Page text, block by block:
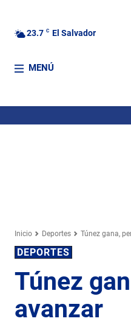
23.7 C El Salvador
MENÚ
Inicio Deportes Túnez gana,
DEPORTES
Túnez
avanzar